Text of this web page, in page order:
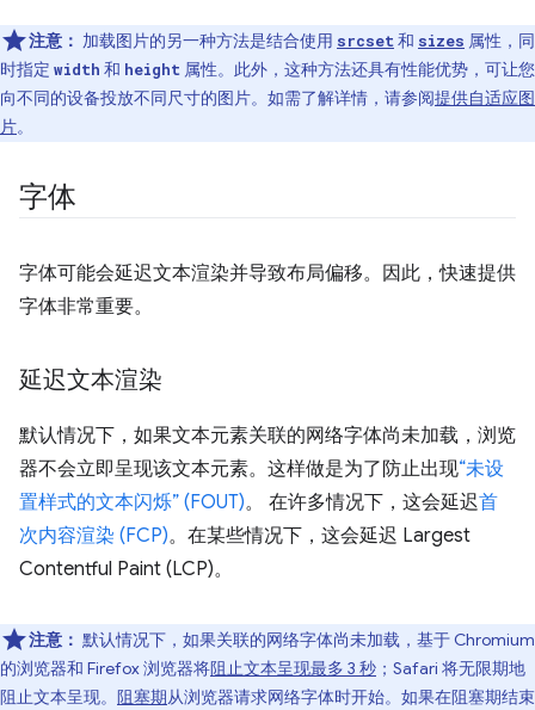
注意： 加载图片的另一种方法是结合使用 srcset和 sizes 属性，同
时指定 width 和 height 属性。此外，这种方法还具有性能优势，可让您
向不同的设备投放不同尺寸的图片。如需了解详情，请参阅提供自适应图
片。
字体
字体可能会延迟文本渲染并导致布局偏移。因此，快速提供
字体非常重要。
延迟文本渲染
默认情况下，如果文本元素关联的网络字体尚未加载，浏览
器不会立即呈现该文本元素。这样做是为了防止出现“未设
置样式的文本闪烁” (FOUT)。 在许多情况下，这会延迟首
次内容渲染 (FCP)。在某些情况下，这会延迟 Largest
Contentful Paint (LCP)。
注意： 默认情况下，如果关联的网络字体尚未加载，基于 Chromium
的浏览器和 Firefox 浏览器将阻止文本呈现最多 3 秒 ；Safari 将无限期地
阻止文本呈现。
阻塞期从浏览器请求网络字体时开始。如果在阻塞期结束